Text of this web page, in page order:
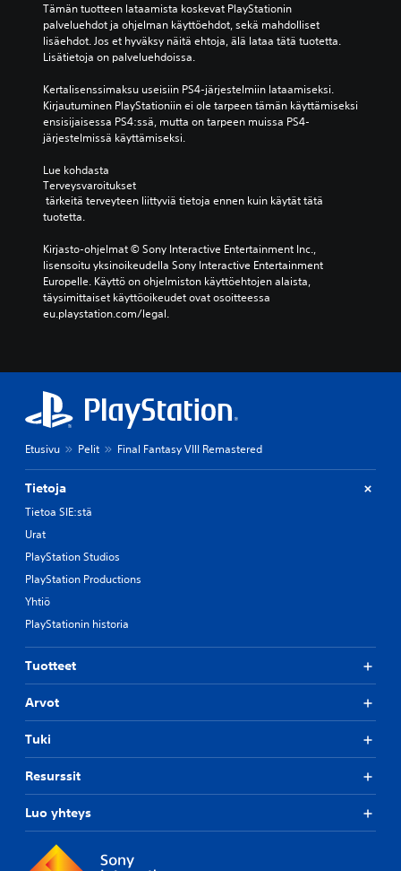
Tämän tuotteen lataamista koskevat PlayStationin
palveluehdot ja ohjelman käyttöehdot, sekä mahdolliset
lisäehdot. Jos et hyväksy näitä ehtoja, älä lataa tätä tuotetta.
Lisätietoja on palveluehdoissa.
Kertalisenssimaksu useisiin PS4-järjestelmiin lataamiseksi.
Kirjautuminen PlayStationiin ei ole tarpeen tämän käyttämiseksi
ensisijaisessa PS4:ssä, mutta on tarpeen muissa PS4-
järjestelmissä käyttämiseksi.
Lue kohdasta
Terveysvaroitukset
tuotetta.
Kirjasto-ohjelmat © Sony Interactive Entertainment Inc.,
lisensoitu yksinoikeudella Sony Interactive Entertainment
Europelle. Käyttö on ohjelmiston käyttöehtojen alaista,
täysimittaiset käyttöoikeudet ovat osoitteessa
eu.playstation.com/legal.
Etusivu Pelit Final Fantasy VIII Remastered
Tietoja
Tietoa SIE:stä
Urat
PlayStation Studios
PlayStation Productions
Yhtiö
PlayStationin historia
Tuotteet
Arvot
Tuki
Resurssit
Luo yhteys